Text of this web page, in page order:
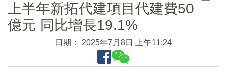
上半年新拓代建項目代建費50
億元 同比增長19.1%
日期： 2025年7月8日 上午11:24